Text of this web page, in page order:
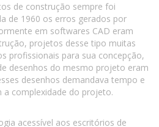
de construção sempre foi
de 1960 os erros gerados por
em softwares CAD eram
projetos desse tipo muitas
profissionais para sua concepção,
desenhos do mesmo projeto eram
desenhos demandava tempo e
a complexidade do projeto.
acessível aos escritórios de